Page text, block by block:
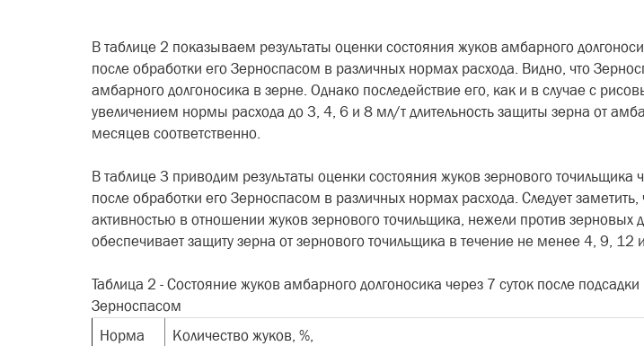
В таблице 2 показываем результаты оценки состояния жуков амбарного
после обработки его Зерноспасом в различных нормах расхода. Видно, что
амбарного долгоносика в зерне. Однако последействие его, как и в случае с
увеличением нормы расхода до 3, 4, 6 и 8 мл/т длительность защиты зерна от
месяцев соответственно.
В таблице 3 приводим результаты оценки состояния жуков зернового
после обработки его Зерноспасом в различных нормах расхода. Следует
активностью в отношении жуков зернового точильщика, нежели против
обеспечивает защиту зерна от зернового точильщика в течение не менее 4, 9, 12
Таблица 2 - Состояние жуков амбарного долгоносика через 7 суток после
Зерноспасом
Норма
Количество жуков, %,